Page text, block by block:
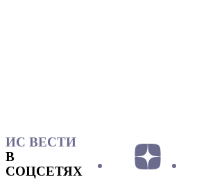
ИС ВЕСТИ
В
СОЦСЕТЯХ